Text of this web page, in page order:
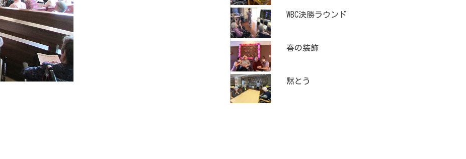
WBC決勝ラウンド
春の装飾
黙とう